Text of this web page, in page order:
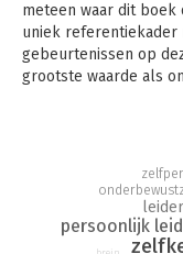
meteen waar dit boek
uniek referentiekader
gebeurtenissen op
grootste waarde als
zie… wat jij niet ziet"
volwassen leven
alleen: hoe bewust
aanwezige percepties
persoonlijk